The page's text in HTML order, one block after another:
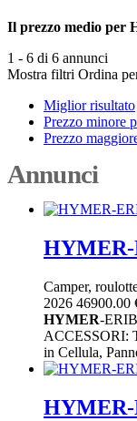
Il prezzo medio per
1 - 6 di 6 annunci
Mostra filtri Ordina
Miglior risultato
Prezzo minore
Prezzo
Annunci
HYMER-
Camper,
2026 46900.00
HYMER-
ACCESSORI:
in Cellula,